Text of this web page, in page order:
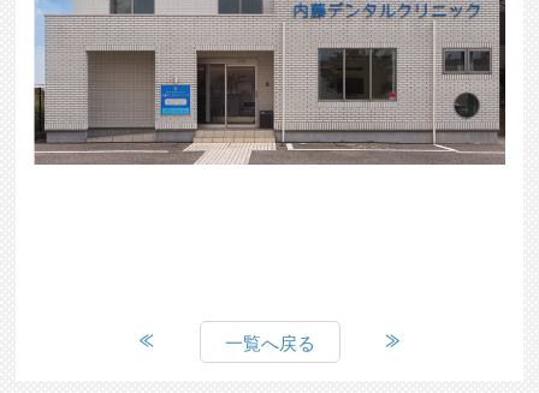
一覧へ戻る